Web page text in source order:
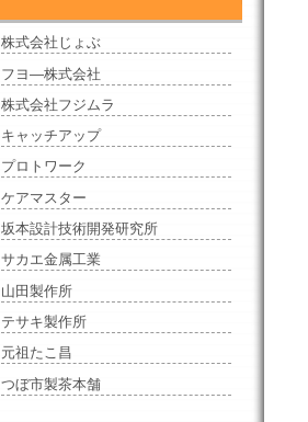
株式会社じょぶ
フヨ―株式会社
株式会社フジムラ
キャッチアップ
プロトワーク
ケアマスター
坂本設計技術開発研究所
サカエ金属工業
山田製作所
テサキ製作所
元祖たこ昌
つぼ市製茶本舗